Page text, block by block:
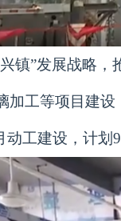
镇”发展战略
加工等项目建
工建设，计划